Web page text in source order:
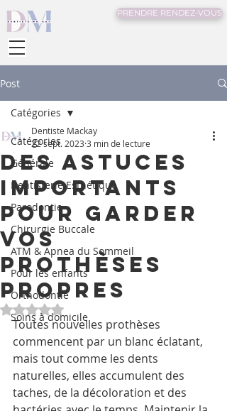
PRENDRE RENDEZ-VOUS
Post
Catégories
Générale
Dentisterie Esthétique
Parodontie
Chirurgie Buccale
ATM & Apnea du Sommeil
Pour les enfants
Orthodontie
Soins à domicile
Catégories
Des astuces
importants
pour garder
vos
prothèses
propres
Dentiste Mackay
22 sept. 2023 3 min de lecture
Noté NaN étoiles sur 5.
Toutes nouvelles prothèses
commencent par un blanc éclatant,
mais tout comme les dents
naturelles, elles accumulent des
taches, de la décoloration et des